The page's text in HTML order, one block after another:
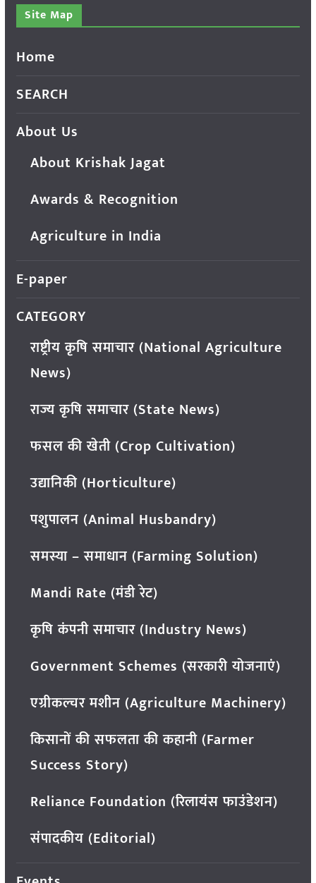
Site Map
Home
SEARCH
About Us
About Krishak Jagat
Awards & Recognition
Agriculture in India
E-paper
CATEGORY
राष्ट्रीय कृषि समाचार (National Agriculture
News)
राज्य कृषि समाचार (State News)
फसल की खेती (Crop Cultivation)
उद्यानिकी (Horticulture)
पशुपालन (Animal Husbandry)
समस्या – समाधान (Farming Solution)
Mandi Rate (मंडी रेट)
कृषि कंपनी समाचार (Industry News)
Government Schemes (सरकारी योजनाएं)
एग्रीकल्चर मशीन (Agriculture Machinery)
किसानों की सफलता की कहानी (Farmer
Success Story)
Reliance Foundation (रिलायंस फाउंडेशन)
संपादकीय (Editorial)